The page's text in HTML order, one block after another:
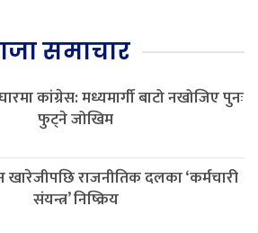
समाचार
कांग्रेस: मध्यमार्गी बाटो नखोजिए पुनः
फुट्ने जोखिम
खारेजीपछि राजनीतिक दलका ‘कर्मचारी
संयन्त्र’ निष्क्रिय